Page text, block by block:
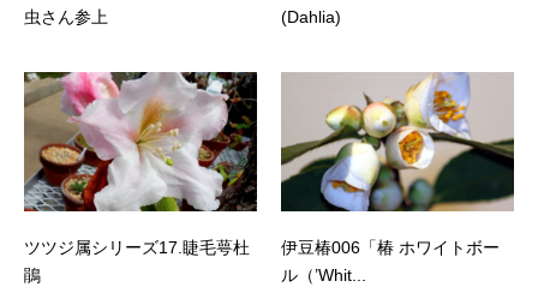
虫さん参上
(Dahlia)
ツツジ属シリーズ17.睫毛萼杜
鵑
伊豆椿006「椿 ホワイトボー
ル（’Whit...